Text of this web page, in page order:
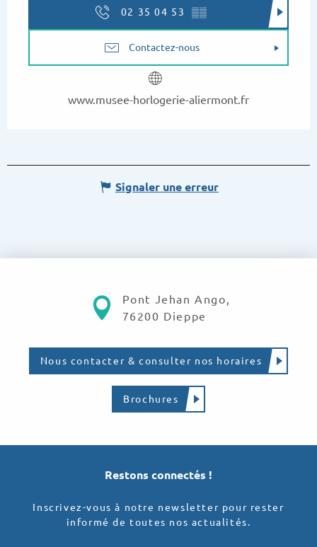
02 35 04 53 ▒▒
Contactez-nous
www.musee-horlogerie-aliermont.fr
Signaler une erreur
Pont Jehan Ango,
76200 Dieppe
Nous contacter & consulter nos horaires
Brochures
Restons connectés !
Inscrivez-vous à notre newsletter pour rester
informé de toutes nos actualités.